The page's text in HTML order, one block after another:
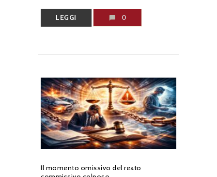
LEGGI 0
Il momento omissivo del reato